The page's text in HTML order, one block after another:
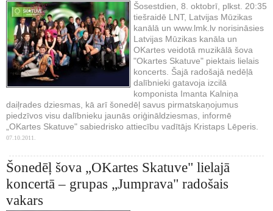
Šosestdien, 8. oktobrī, plkst. 20:35
tiešraidē LNT, Latvijas Mūzikas
kanālā un www.lmk.lv norisināsies
Latvijas Mūzikas kanāla un
OKartes veidotā muzikālā šova
"Okartes Skatuve" piektais lielais
koncerts. Šajā radošajā nedēļā
dalībnieki gatavoja izcilā
komponista Imanta Kalniņa
daiļrades dziesmas, kā arī šonedēļ savus pirmatskaņojumus
piedzīvos visu dalībnieku jaunās oriģināldziesmas, informē
„OKartes Skatuve" sabiedrisko attiecību vadītājs Kristaps Lēperis.
07.10.2011.
Šonedēļ šova „OKartes Skatuve" lielajā
koncertā – grupas „Jumprava" radošais
vakars